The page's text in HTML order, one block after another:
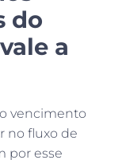
do
a
vencimento
no fluxo de
por esse